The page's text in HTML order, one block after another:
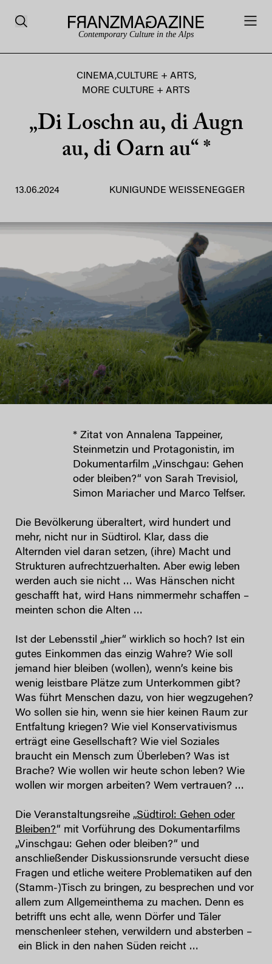
Contemporary Culture in the Alps
CINEMA,CULTURE + ARTS,
MORE CULTURE + ARTS
„Di Loschn au, di Augn
au, di Oarn au“ *
13.06.2024 KUNIGUNDE WEISSENEGGER
* Zitat von Annalena Tappeiner,
Steinmetzin und Protagonistin, im
Dokumentarfilm „Vinschgau: Gehen
oder bleiben?“ von Sarah Trevisiol,
Simon Mariacher und Marco Telfser.
Die Bevölkerung überaltert, wird hundert und
mehr, nicht nur in Südtirol. Klar, dass die
Alternden viel daran setzen, (ihre) Macht und
Strukturen aufrechtzuerhalten. Aber ewig leben
werden auch sie nicht … Was Hänschen nicht
geschafft hat, wird Hans nimmermehr schaffen –
meinten schon die Alten …
Ist der Lebensstil „hier“ wirklich so hoch? Ist ein
gutes Einkommen das einzig Wahre? Wie soll
jemand hier bleiben (wollen), wenn’s keine bis
wenig leistbare Plätze zum Unterkommen gibt?
Was führt Menschen dazu, von hier wegzugehen?
Wo sollen sie hin, wenn sie hier keinen Raum zur
Entfaltung kriegen? Wie viel Konservativismus
erträgt eine Gesellschaft? Wie viel Soziales
braucht ein Mensch zum Überleben? Was ist
Brache? Wie wollen wir heute schon leben? Wie
wollen wir morgen arbeiten? Wem vertrauen? …
Die Veranstaltungsreihe „Südtirol: Gehen oder
Bleiben?“ mit Vorführung des Dokumentarfilms
„Vinschgau: Gehen oder bleiben?“ und
anschließender Diskussionsrunde versucht diese
Fragen und etliche weitere Problematiken auf den
(Stamm-)Tisch zu bringen, zu besprechen und vor
allem zum Allgemeinthema zu machen. Denn es
betrifft uns echt alle, wenn Dörfer und Täler
menschenleer stehen, verwildern und absterben –
ein Blick in den nahen Süden reicht …